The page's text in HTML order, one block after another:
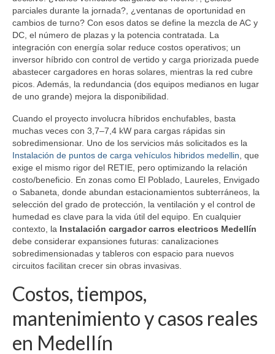
parciales durante la jornada?, ¿ventanas de oportunidad en
cambios de turno? Con esos datos se define la mezcla de AC y
DC, el número de plazas y la potencia contratada. La
integración con energía solar reduce costos operativos; un
inversor híbrido con control de vertido y carga priorizada puede
abastecer cargadores en horas solares, mientras la red cubre
picos. Además, la redundancia (dos equipos medianos en lugar
de uno grande) mejora la disponibilidad.
Cuando el proyecto involucra híbridos enchufables, basta
muchas veces con 3,7–7,4 kW para cargas rápidas sin
sobredimensionar. Uno de los servicios más solicitados es la
Instalación de puntos de carga vehículos hibridos medellin, que
exige el mismo rigor del RETIE, pero optimizando la relación
costo/beneficio. En zonas como El Poblado, Laureles, Envigado
o Sabaneta, donde abundan estacionamientos subterráneos, la
selección del grado de protección, la ventilación y el control de
humedad es clave para la vida útil del equipo. En cualquier
contexto, la Instalación cargador carros electricos Medellín
debe considerar expansiones futuras: canalizaciones
sobredimensionadas y tableros con espacio para nuevos
circuitos facilitan crecer sin obras invasivas.
Costos, tiempos,
mantenimiento y casos reales
en Medellín